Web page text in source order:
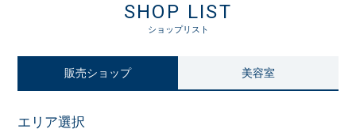
SHOP LIST
ショップリスト
販売ショップ 美容室
エリア選択